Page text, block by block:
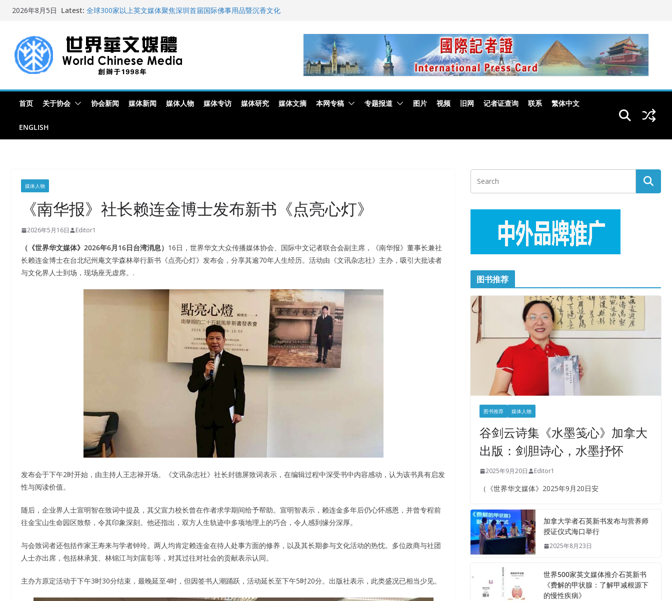
Skip
content
2026年8月5日 Latest: 全球300家以上英文媒体聚焦深圳首届国际佛事用品暨沉香文化
从一杯沉香叶茶到一缕海南天香：加拿大茶艺师邓岚月海南沉香
文化考察纪行
全球新闻业正面临“代际脱钩”
纽约州拟率先立法规范AI“隐形爬虫” 引发新闻与科技界激烈讨论
首页 关于协会 协会新闻 媒体新闻 媒体人物 媒体专访 媒体研究 媒体文摘 本网专稿 专题报道 图片 视频 旧网 记者证查询 联系 繁体中文
ENGLISH
媒体人物
《南华报》社长赖连金博士发布新书《点亮心灯》
2026年5月16日 Editor1
（《世界华文媒体》2026年6月16日台湾消息） 16日，世界华文大众传播媒体协会、国际中文记者联合会副主席，《南华报》董事长兼社
长赖连金博士在台北纪州庵文学森林举行新书《点亮心灯》发布会，分享其逾70年人生经历。活动由《文讯杂志社》主办，吸引大批读者
与文化界人士到场，现场座无虚席。.
发布会于下午2时开始，由主持人王志禄开场。《文讯杂志社》社长封德屏致词表示，在编辑过程中深受书中内容感动，认为该书具有启发
性与阅读价值。
随后，企业界人士宣明智在致词中提及，其父宣力校长曾在作者求学期间给予帮助。宣明智表示，赖连金多年后仍心怀感恩，并曾专程前
往金宝山生命园区致祭，令其印象深刻。他还指出，双方人生轨迹中多项地理上的巧合，令人感到缘分深厚。
与会致词者还包括作家王寿来与学者钟玲。两人均肯定赖连金在待人处事方面的修养，以及其长期参与文化活动的热忱。多位政商与社团
人士亦出席，包括林承箕、林锦江与刘富彰等，对其过往对社会的贡献表示认同。
主办方原定活动于下午3时30分结束，最晚延至4时，但因签书人潮踊跃，活动延长至下午5时20分。出版社表示，此类盛况已相当少见。
图书推荐
图书推荐 媒体人物
谷剑云诗集《水墨笺心》加拿大
出版：剑胆诗心，水墨抒怀
2025年9月20日 Editor1
（《世界华文媒体》2025年9月20日安
加拿大学者石英新书发布与营养师
授证仪式海口举行
2025年8月23日
世界500家英文媒体推介石英新书
《费解的甲状腺：了解甲减根源下
的慢性疾病》